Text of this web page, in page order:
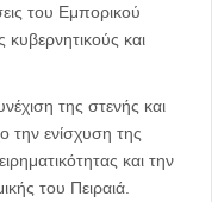
του Εμπορικού
και
της στενής και
την ενίσχυση της
και την
του Πειραιά.